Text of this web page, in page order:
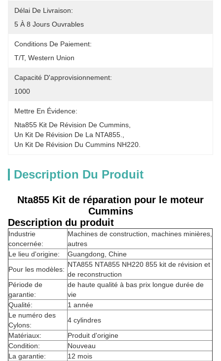
Délai De Livraison:
5 À 8 Jours Ouvrables
Conditions De Paiement:
T/T, Western Union
Capacité D'approvisionnement:
1000
Mettre En Évidence:
Nta855 Kit De Révision De Cummins
Un Kit De Révision De La NTA855.
Un Kit De Révision Du Cummins NH220.
Description Du Produit
Nta855 Kit de réparation pour le moteur
Cummins
Description du produit
Industrie
concernée:
Machines de construction, machines minières,
autres
Le lieu d'origine:
Guangdong, Chine
Pour les modèles:
NTA855 NTA855 NH220 855 kit de révision et
de reconstruction
Période de
garantie:
de haute qualité à bas prix longue durée de
vie
Qualité:
1 année
Le numéro des
Cylons:
4 cylindres
Matériaux:
Produit d'origine
Condition:
Nouveau
La garantie:
12 mois